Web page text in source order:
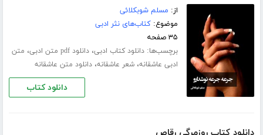
از: مسلم شوبکلائی
موضوع:کتاب‌های نثر ادبی
۳۵ صفحه
برچسب‌ها:دانلود کتاب ادبی،دانلود pdf متن ادبی ، متن
ادبی عاشقانه،شعر عاشقانه،دانلود متن عاشقانه
دانلود کتاب